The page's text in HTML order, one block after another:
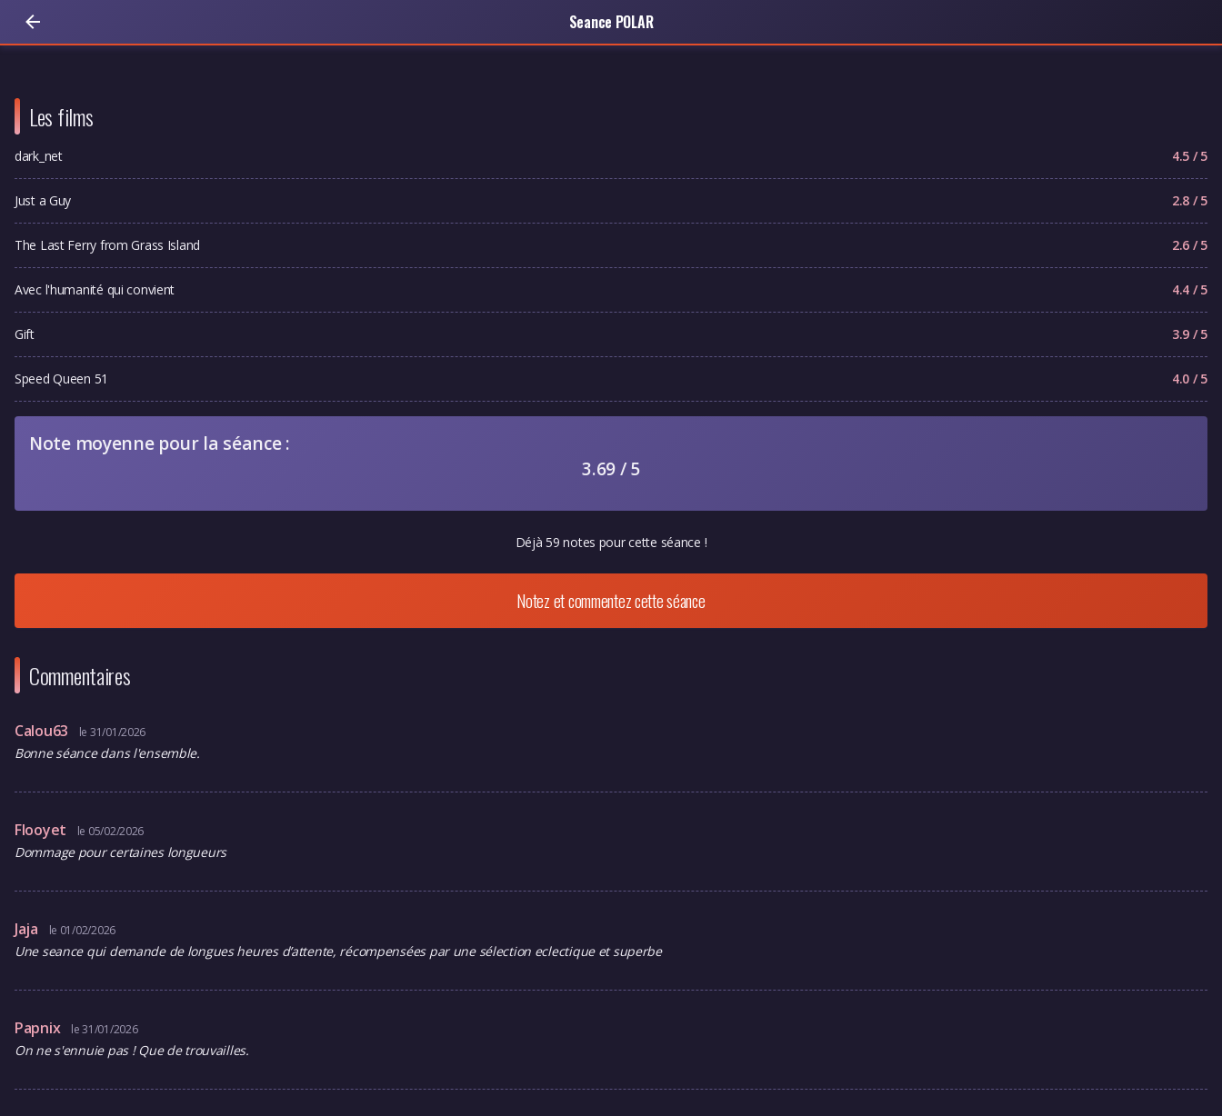
Seance POLAR
Les films
dark_net 4.5 / 5
Just a Guy 2.8 / 5
The Last Ferry from Grass Island 2.6 / 5
Avec l'humanité qui convient 4.4 / 5
Gift 3.9 / 5
Speed Queen 51 4.0 / 5
Note moyenne pour la séance :
3.69 / 5
Déjà 59 notes pour cette séance !
Notez et commentez cette séance
Commentaires
Calou63 le 31/01/2026
Bonne séance dans l'ensemble.
Flooyet le 05/02/2026
Dommage pour certaines longueurs
Jaja le 01/02/2026
Une seance qui demande de longues heures d’attente, récompensées par une sélection eclectique et superbe
Papnix le 31/01/2026
On ne s'ennuie pas ! Que de trouvailles.